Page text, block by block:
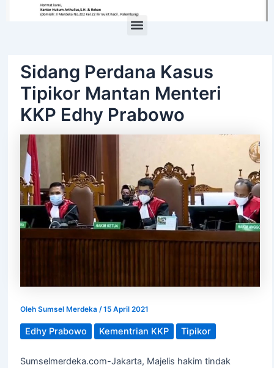
Sidang Perdana Kasus
Tipikor Mantan Menteri
KKP Edhy Prabowo
Oleh Sumsel Merdeka /15 April 2021
Edhy Prabowo Kementrian KKP Tipikor
Sumselmerdeka.com-Jakarta, Majelis hakim tindak